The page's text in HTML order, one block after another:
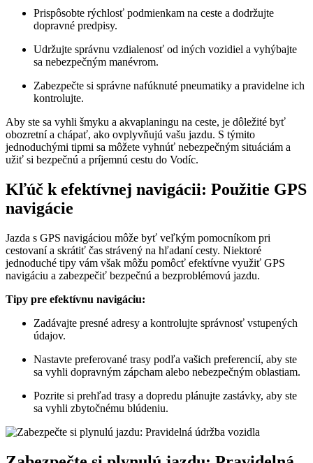
Prispôsobte rýchlosť podmienkam na ceste a dodržujte
dopravné predpisy.
Udržujte správnu vzdialenosť od iných vozidiel a vyhýbajte
sa nebezpečným manévrom.
Zabezpečte si správne nafúknuté pneumatiky a pravidelne ich
kontrolujte.
Aby ste sa vyhli šmyku a akvaplaningu na ceste, je dôležité byť
obozretní a chápať, ako ovplyvňujú vašu jazdu. S týmito
jednoduchými tipmi sa môžete vyhnúť nebezpečným situáciám a
užiť si bezpečnú a príjemnú cestu do Vodíc.
Kľúč k efektívnej navigácii: Použitie GPS
navigácie
Jazda s GPS navigáciou môže byť veľkým pomocníkom pri
cestovaní a skrátiť čas strávený na hľadaní cesty. Niektoré
jednoduché tipy vám však môžu pomôcť efektívne využiť GPS
navigáciu a zabezpečiť bezpečnú a bezproblémovú jazdu.
Tipy pre efektívnu navigáciu:
Zadávajte presné adresy a kontrolujte správnosť vstupených
údajov.
Nastavte preferované trasy podľa vašich preferencií, aby ste
sa vyhli dopravným zápcham alebo nebezpečným oblastiam.
Pozrite si prehľad trasy a dopredu plánujte zastávky, aby ste
sa vyhli zbytočnému blúdeniu.